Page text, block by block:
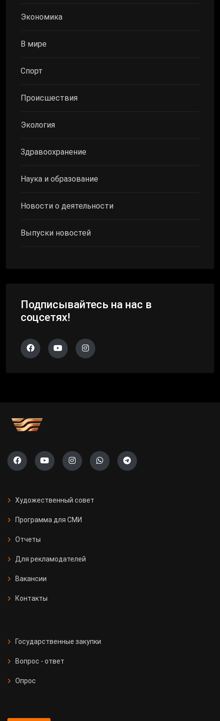
Экономика
В мире
Спорт
Происшествия
Экология
Здравоохранение
Наука и образование
Новости о деятельности
Выпуски новостей
Подписывайтесь на нас в
соцсетях!
Художественный совет
Программа для СМИ
Отчеты
Для рекламодателей
Вакансии
Контакты
Государственные закупки
Вопрос - ответ
Опрос